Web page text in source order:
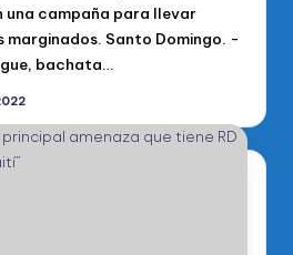
una campaña para llevar
marginados. Santo Domingo. -
bachata…